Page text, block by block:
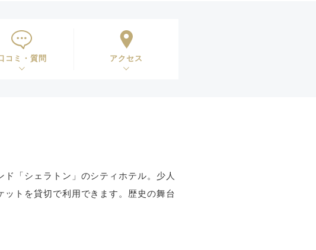
コミ・質問 アクセス
ド「シェラトン」のシティホテル。少人
トを貸切で利用できます。歴史の舞台